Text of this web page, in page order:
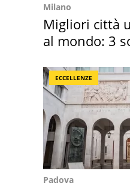
Milano
Migliori città
al mondo: 3
ECCELLENZE
Padova